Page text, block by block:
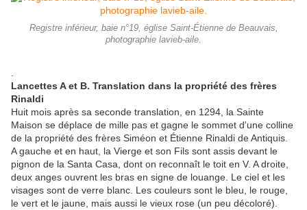
Registre inférieur, baie n°19, église Saint-Étienne de Beauvais,
photographie lavieb-aile.
Lancettes A et B. Translation dans la propriété des frères
Rinaldi
Huit mois après sa seconde translation, en 1294, la Sainte
Maison se déplace de mille pas et gagne le sommet d'une colline
de la propriété des frères Siméon et Étienne Rinaldi de Antiquis.
A gauche et en haut, la Vierge et son Fils sont assis devant le
pignon de la Santa Casa, dont on reconnaît le toit en V. A droite,
deux anges ouvrent les bras en signe de louange. Le ciel et les
visages sont de verre blanc. Les couleurs sont le bleu, le rouge,
le vert et le jaune, mais aussi le vieux rose (un peu décoloré).